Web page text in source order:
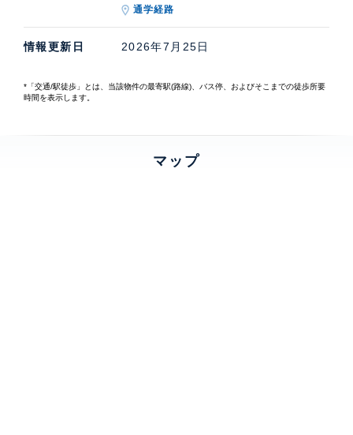
通学経路
情報更新日 2026年7月25日
*「交通/駅徒歩」とは、当該物件の最寄駅(路線)、バス停、およびそこまでの徒歩所要
時間を表示します。
マップ